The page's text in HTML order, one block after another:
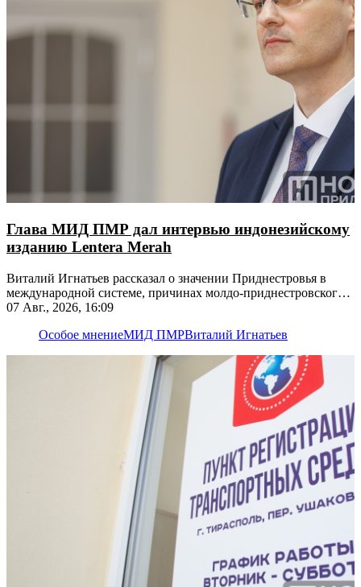
Глава МИД ПМР дал интервью индонезийскому
изданию Lentera Merah
Виталий Игнатьев рассказал о значении Приднестровья в
международной системе, причинах молдо-приднестровского
конфликта, экономической модели и будущем республики
07 Авг., 2026, 16:09
Особое мнениеМИД ПМРВиталий Игнатьев